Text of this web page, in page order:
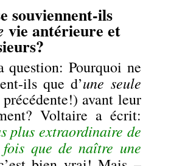
souviennent-ils
vie antérieure et
question: Pourquoi ne
ils que d’une seule
avant leur
Voltaire a écrit:
plus extraordinaire de
que de naître une